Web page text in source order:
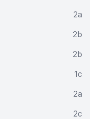
2a
2b
2b
1c
2a
2c